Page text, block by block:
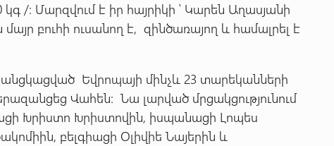
/: Մարզվում է իր հայրիկի ՝ Կարեն Աղասյանի
բուհի ուսանող է, զինծառայող և համալրել է
անցկացված Եվրոպայի մինչև 23 տարեկանների
Վահեն: Նա լարված մրցակցությունում
Խրիստո Խրիստովին, իսպանացի Լոպես
բելգիացի Օլիվիե Նայերին և